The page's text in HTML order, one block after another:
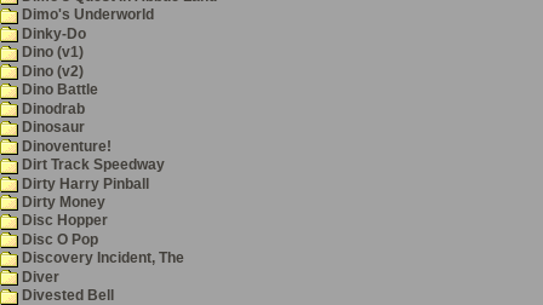
Dimo's Underworld
Dinky-Do
Dino (v1)
Dino (v2)
Dino Battle
Dinodrab
Dinosaur
Dinoventure!
Dirt Track Speedway
Dirty Harry Pinball
Dirty Money
Disc Hopper
Disc O Pop
Discovery Incident, The
Diver
Divested Bell